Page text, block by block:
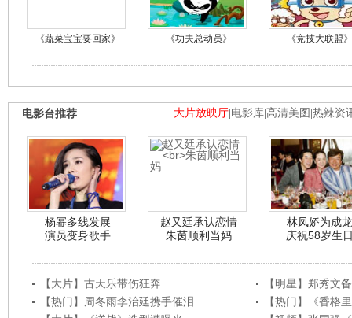
《蔬菜宝宝要回家》 《功夫总动员》 《竞技大联盟》
大片放映厅 电影库 高清美图 热辣资
电影台推荐
杨幂多线发展
演员变身歌手
赵又廷承认恋情
朱茵顺利当妈
林凤娇为成龙
庆祝58岁生
【大片】古天乐带伤狂奔
【明星】郑秀文
【热门】周冬雨李治廷携手催泪
【热门】《香格